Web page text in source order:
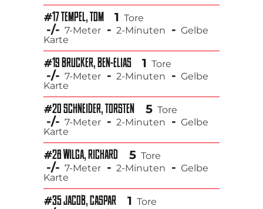
#17 TEMPEL, TOM 1 Tore
-/- 7-Meter - 2-Minuten - Gelbe
Karte
#19 BRUCKER, BEN-ELIAS 1 Tore
-/- 7-Meter - 2-Minuten - Gelbe
Karte
#20 SCHNEIDER, TORSTEN 5 Tore
-/- 7-Meter - 2-Minuten - Gelbe
Karte
#28 WILGA, RICHARD 5 Tore
-/- 7-Meter - 2-Minuten - Gelbe
Karte
#35 JACOB, CASPAR 1 Tore